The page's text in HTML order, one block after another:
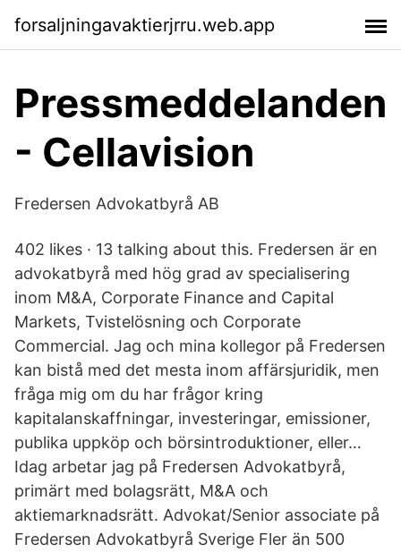
forsaljningavaktierjrru.web.app
Pressmeddelanden
- Cellavision
Fredersen Advokatbyrå AB
402 likes · 13 talking about this. Fredersen är en
advokatbyrå med hög grad av specialisering
inom M&A, Corporate Finance and Capital
Markets, Tvistelösning och Corporate
Commercial. Jag och mina kollegor på Fredersen
kan bistå med det mesta inom affärsjuridik, men
fråga mig om du har frågor kring
kapitalanskaffningar, investeringar, emissioner,
publika uppköp och börsintroduktioner, eller…
Idag arbetar jag på Fredersen Advokatbyrå,
primärt med bolagsrätt, M&A och
aktiemarknadsrätt. Advokat/Senior associate på
Fredersen Advokatbyrå Sverige Fler än 500